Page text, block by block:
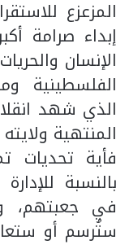
المزعزع
إبداء صرامة
الإنسان
الفلسطينية
الذي شهد
المنتهية
فأية تحديات
بالنسبة
في جعبتهم،
ستُرسم أو